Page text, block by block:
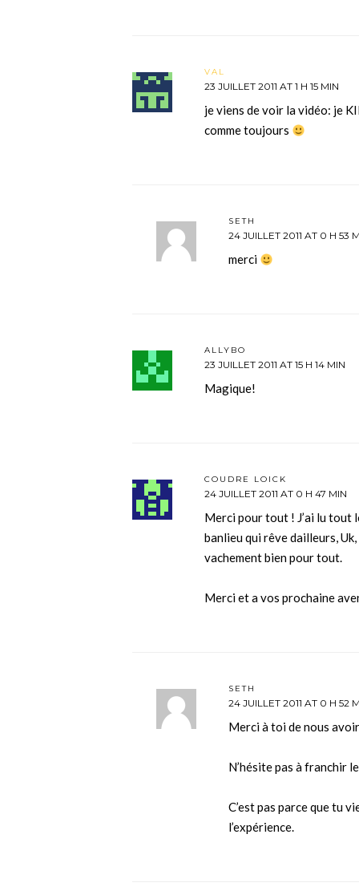
VAL
23 JUILLET 2011 AT 1 H 15 MIN
je viens de voir la vidéo: je
comme toujours
SETH
24 JUILLET 2011 AT 0 H 53
merci
ALLYBO
23 JUILLET 2011 AT 15 H 14 MIN
Magique!
COUDRE LOICK
24 JUILLET 2011 AT 0 H 47 MIN
Merci pour tout ! J’ai lu tout
banlieu qui rêve dailleurs,
vachement bien pour tout.
Merci et a vos prochaine
SETH
24 JUILLET 2011 AT 0 H 52
Merci à toi de nous
N’hésite pas à franchir
C’est pas parce que tu
l’expérience.